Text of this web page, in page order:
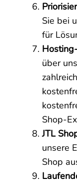
Sie bei
für
über
Shop-
JTL
unsere
Shop